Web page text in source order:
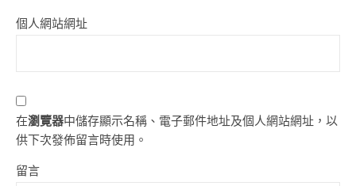
個人網站網址
在瀏覽器中儲存顯示名稱、電子郵件地址及個人網站網址，以
供下次發佈留言時使用。
留言